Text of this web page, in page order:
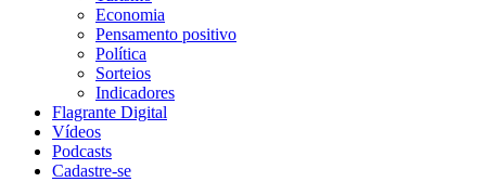
Economia
Pensamento positivo
Política
Sorteios
Indicadores
Flagrante Digital
Vídeos
Podcasts
Cadastre-se